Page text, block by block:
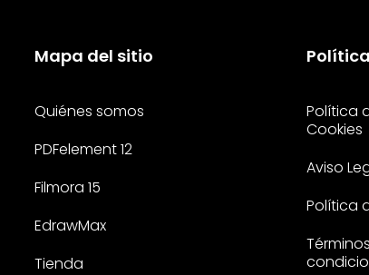
Mapa del sitio
Quiénes somos
PDFelement 12
Filmora 15
EdrawMax
Tienda
Política
Cookies
Aviso
Política